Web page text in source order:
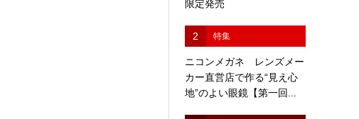
限定発売
2 特集
ニコンメガネ レンズメー
カー直営店で作る“見え心
地”のよい眼鏡【第一回...